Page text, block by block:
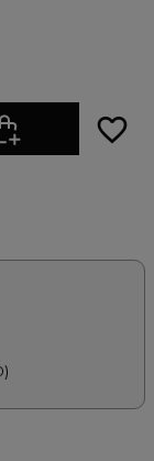
favorite_border